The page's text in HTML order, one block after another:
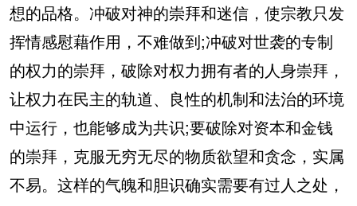
想的品格。冲破对神的崇拜和迷信，使宗教只发
挥情感慰藉作用，不难做到;冲破对世袭的专制
的权力的崇拜，破除对权力拥有者的人身崇拜，
让权力在民主的轨道、良性的机制和法治的环境
中运行，也能够成为共识;要破除对资本和金钱
的崇拜，克服无穷无尽的物质欲望和贪念，实属
不易。这样的气魄和胆识确实需要有过人之处，